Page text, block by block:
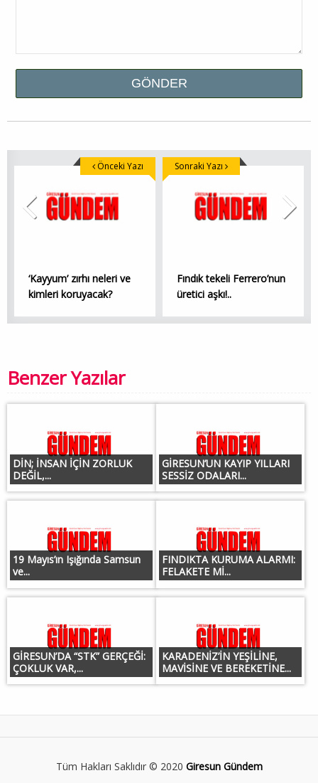
‘Kayyum’ zırhı neleri ve
kimleri koruyacak?
Önceki Yazı
Fındık tekeli Ferrero’nun
üretici aşkı!..
Sonraki Yazı
Benzer Yazılar
DİN; İNSAN İÇİN ZORLUK
DEĞİL,...
GİRESUN’UN KAYIP YILLARI
SESSİZ ODALARI...
19 Mayıs’ın Işığında Samsun
ve...
FINDIKTA KURUMA ALARMI:
FELAKETE Mİ...
GİRESUN’DA “STK” GERÇEĞİ:
ÇOKLUK VAR,...
KARADENİZ’İN YEŞİLİNE,
MAVİSİNE VE BEREKETİNE...
Tüm Hakları Saklıdır © 2020 Giresun Gündem